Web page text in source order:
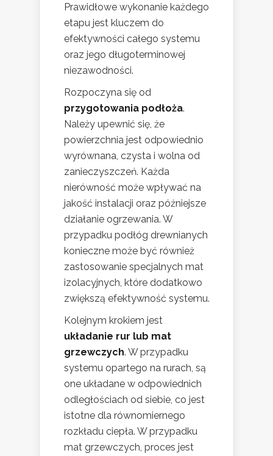
Prawidłowe wykonanie każdego
etapu jest kluczem do
efektywności całego systemu
oraz jego długoterminowej
niezawodności.
Rozpoczyna się od
przygotowania podłoża.
Należy upewnić się, że
powierzchnia jest odpowiednio
wyrównana, czysta i wolna od
zanieczyszczeń. Każda
nierówność może wpływać na
jakość instalacji oraz późniejsze
działanie ogrzewania. W
przypadku podłóg drewnianych
konieczne może być również
zastosowanie specjalnych mat
izolacyjnych, które dodatkowo
zwiększą efektywność systemu.
Kolejnym krokiem jest
układanie rur lub mat
grzewczych. W przypadku
systemu opartego na rurach, są
one układane w odpowiednich
odległościach od siebie, co jest
istotne dla równomiernego
rozkładu ciepła. W przypadku
mat grzewczych, proces jest